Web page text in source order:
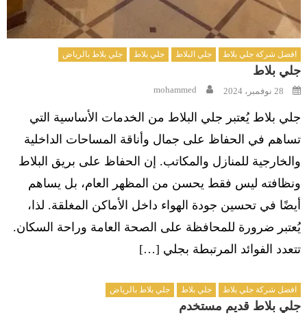
افضل شركة جلي بلاط جلي البلاط جلي بلاط جلي بلاط بالرياض
جلي بلاط
Posted
on
28 نوفمبر، 2024 Author
mohammed
جلي بلاط يُعتبر جلي البلاط من الخدمات الأساسية التي
تساهم في الحفاظ على جمال وأناقة المساحات الداخلية
والخارجية للمنازل والمكاتب. إن الحفاظ على بريق البلاط
ونظافته ليس فقط يحسن من المظهر العام، بل يساهم
أيضًا في تحسين جودة الهواء داخل الأماكن المغلقة. لذا،
يُعتبر ضرورة للمحافظة على الصحة العامة وراحة السكان.
تتعدد الفوائد المرتبطة بجلي […]
افضل شركة جلي بلاط جلي بلاط جلي بلاط بالرياض
جلي بلاط قديم مستخدم